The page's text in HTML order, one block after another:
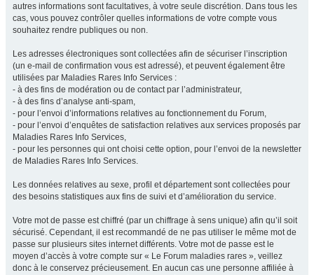
autres informations sont facultatives, à votre seule discrétion. Dans tous les
cas, vous pouvez contrôler quelles informations de votre compte vous
souhaitez rendre publiques ou non.
Les adresses électroniques sont collectées afin de sécuriser l’inscription
(un e-mail de confirmation vous est adressé), et peuvent également être
utilisées par Maladies Rares Info Services :
- à des fins de modération ou de contact par l’administrateur,
- à des fins d’analyse anti-spam,
- pour l’envoi d’informations relatives au fonctionnement du Forum,
- pour l’envoi d’enquêtes de satisfaction relatives aux services proposés par
Maladies Rares Info Services,
- pour les personnes qui ont choisi cette option, pour l’envoi de la newsletter
de Maladies Rares Info Services.
Les données relatives au sexe, profil et département sont collectées pour
des besoins statistiques aux fins de suivi et d’amélioration du service.
Votre mot de passe est chiffré (par un chiffrage à sens unique) afin qu’il soit
sécurisé. Cependant, il est recommandé de ne pas utiliser le même mot de
passe sur plusieurs sites internet différents. Votre mot de passe est le
moyen d’accès à votre compte sur « Le Forum maladies rares », veillez
donc à le conservez précieusement. En aucun cas une personne affiliée à